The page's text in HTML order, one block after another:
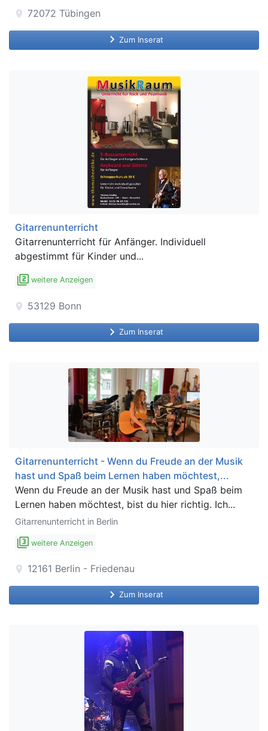
location_on 72072 Tübingen
keyboard_arrow_right Zum Inserat
Gitarrenunterricht
Gitarrenunterricht für Anfänger. Individuell
abgestimmt für Kinder und...
filter_2 weitere Anzeigen
location_on 53129 Bonn
keyboard_arrow_right Zum Inserat
Gitarrenunterricht - Wenn du Freude an der Musik
hast und Spaß beim Lernen haben möchtest,...
Wenn du Freude an der Musik hast und Spaß beim
Lernen haben möchtest, bist du hier richtig. Ich...
Gitarrenunterricht in Berlin
filter_3 weitere Anzeigen
location_on 12161 Berlin - Friedenau
keyboard_arrow_right Zum Inserat